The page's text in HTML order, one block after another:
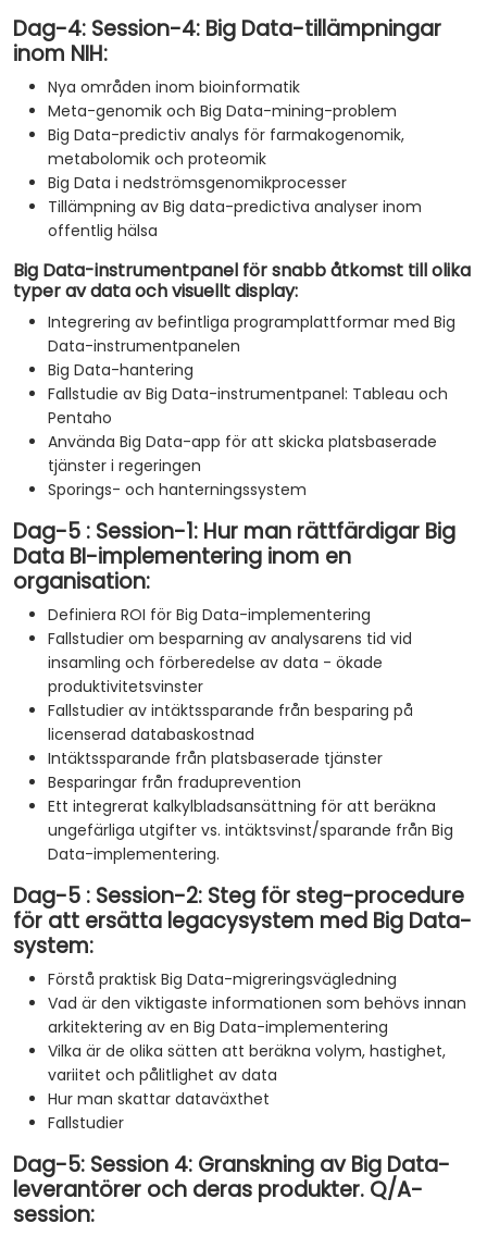
Dag-4: Session-4: Big Data-tillämpningar
inom NIH:
Nya områden inom bioinformatik
Meta-genomik och Big Data-mining-problem
Big Data-predictiv analys för farmakogenomik,
metabolomik och proteomik
Big Data i nedströmsgenomikprocesser
Tillämpning av Big data-predictiva analyser inom
offentlig hälsa
Big Data-instrumentpanel för snabb åtkomst till olika
typer av data och visuellt display:
Integrering av befintliga programplattformar med Big
Data-instrumentpanelen
Big Data-hantering
Fallstudie av Big Data-instrumentpanel: Tableau och
Pentaho
Använda Big Data-app för att skicka platsbaserade
tjänster i regeringen
Sporings- och hanterningssystem
Dag-5 : Session-1: Hur man rättfärdigar Big
Data BI-implementering inom en
organisation:
Definiera ROI för Big Data-implementering
Fallstudier om besparning av analysarens tid vid
insamling och förberedelse av data - ökade
produktivitetsvinster
Fallstudier av intäktssparande från besparing på
licenserad databaskostnad
Intäktssparande från platsbaserade tjänster
Besparingar från fraduprevention
Ett integrerat kalkylbladsansättning för att beräkna
ungefärliga utgifter vs. intäktsvinst/sparande från Big
Data-implementering.
Dag-5 : Session-2: Steg för steg-procedure
för att ersätta legacysystem med Big Data-
system:
Förstå praktisk Big Data-migreringsvägledning
Vad är den viktigaste informationen som behövs innan
arkitektering av en Big Data-implementering
Vilka är de olika sätten att beräkna volym, hastighet,
variitet och pålitlighet av data
Hur man skattar dataväxthet
Fallstudier
Dag-5: Session 4: Granskning av Big Data-
leverantörer och deras produkter. Q/A-
session: